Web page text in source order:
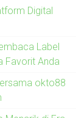
Digital
Label
Favorit Anda
okto88